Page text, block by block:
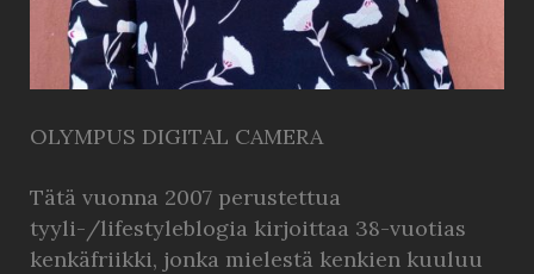
OLYMPUS DIGITAL CAMERA
Tätä vuonna 2007 perustettua
tyyli-/lifestyleblogia kirjoittaa 38-vuotias
kenkäfriikki, jonka mielestä kenkien kuuluu